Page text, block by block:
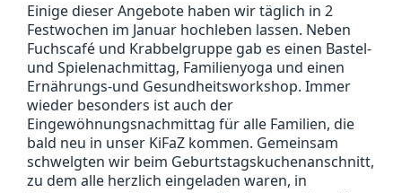
Einige dieser Angebote haben wir täglich in 2
Festwochen im Januar hochleben lassen. Neben
Fuchscafé und Krabbelgruppe gab es einen Bastel-
und Spielenachmittag, Familienyoga und einen
Ernährungs-und Gesundheitsworkshop. Immer
wieder besonders ist auch der
Eingewöhnungsnachmittag für alle Familien, die
bald neu in unser KiFaZ kommen. Gemeinsam
schwelgten wir beim Geburtstagskuchenanschnitt,
zu dem alle herzlich eingeladen waren, in